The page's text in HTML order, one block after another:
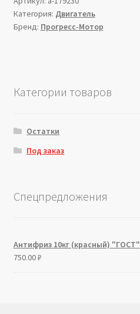
Категория: Двигатель
Бренд: Прогресс-Мотор
Категории товаров
Остатки
Под заказ
Спецпредложения
Антифриз 10кг (красный) "ГОСТ"
750.00₽